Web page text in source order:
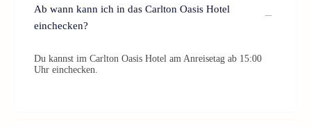
Ab wann kann ich in das Carlton Oasis Hotel
einchecken?
Du kannst im Carlton Oasis Hotel am Anreisetag ab 15:00
Uhr einchecken.